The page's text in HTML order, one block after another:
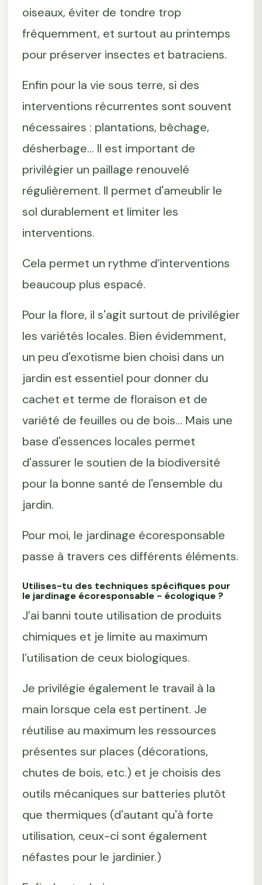
oiseaux, éviter de tondre trop
fréquemment, et surtout au printemps
pour préserver insectes et batraciens.
Enfin pour la vie sous terre, si des
interventions récurrentes sont souvent
nécessaires : plantations, bêchage,
désherbage... Il est important de
privilégier un paillage renouvelé
régulièrement. Il permet d'ameublir le
sol durablement et limiter les
interventions.
Cela permet un rythme d’interventions
beaucoup plus espacé.
Pour la flore, il s'agit surtout de privilégier
les variétés locales. Bien évidemment,
un peu d'exotisme bien choisi dans un
jardin est essentiel pour donner du
cachet et terme de floraison et de
variété de feuilles ou de bois... Mais une
base d'essences locales permet
d'assurer le soutien de la biodiversité
pour la bonne santé de l'ensemble du
jardin.
Pour moi, le jardinage écoresponsable
passe à travers ces différents éléments.
Utilises-tu des techniques spécifiques pour
le jardinage écoresponsable - écologique ?
J’ai banni toute utilisation de produits
chimiques et je limite au maximum
l’utilisation de ceux biologiques.
Je privilégie également le travail à la
main lorsque cela est pertinent. Je
réutilise au maximum les ressources
présentes sur places (décorations,
chutes de bois, etc.) et je choisis des
outils mécaniques sur batteries plutôt
que thermiques (d'autant qu'à forte
utilisation, ceux-ci sont également
néfastes pour le jardinier.)